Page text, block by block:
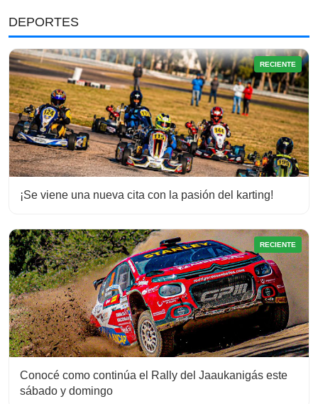
DEPORTES
RECIENTE
¡Se viene una nueva cita con la pasión del karting!
RECIENTE
Conocé como continúa el Rally del Jaaukanigás este
sábado y domingo